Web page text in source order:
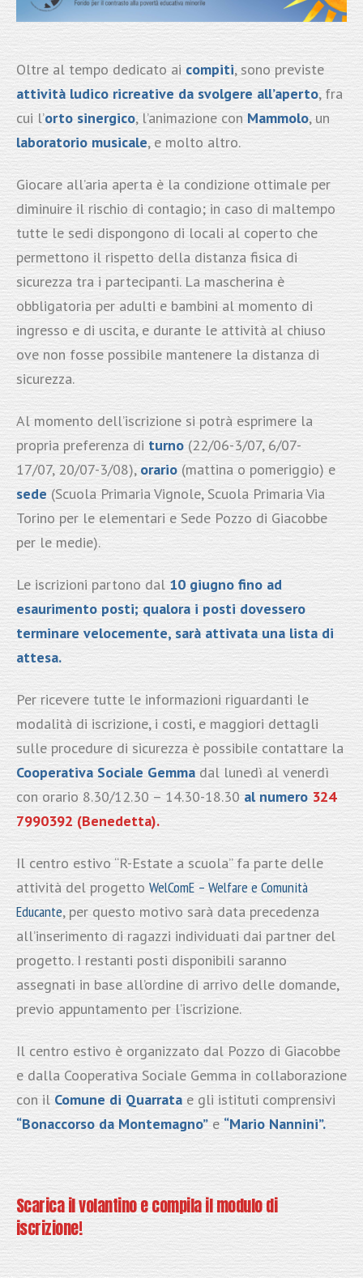
Oltre al tempo dedicato aicompiti, sono previste
attività ludico ricreative da svolgere all’aperto, fra
cui l’orto sinergico, l’animazione con Mammolo, un
laboratorio musicale, e molto altro.
Giocare all’aria aperta è la condizione ottimale per
diminuire il rischio di contagio; in caso di maltempo
tutte le sedi dispongono di locali al coperto che
permettono il rispetto della distanza fisica di
sicurezza tra i partecipanti. La mascherina è
obbligatoria per adulti e bambini al momento di
ingresso e di uscita, e durante le attività al chiuso
ove non fosse possibile mantenere la distanza di
sicurezza.
Al momento dell’iscrizione si potrà esprimere la
propria preferenza di turno (22/06-3/07, 6/07-
17/07, 20/07-3/08), orario (mattina o pomeriggio) e
sede (Scuola Primaria Vignole, Scuola Primaria Via
Torino per le elementari e Sede Pozzo di Giacobbe
per le medie).
Le iscrizioni partono dal 10 giugno fino ad
esaurimento posti; qualora i posti dovessero
terminare velocemente, sarà attivata una lista di
attesa.
Per ricevere tutte le informazioni riguardanti le
modalità di iscrizione, i costi, e maggiori dettagli
sulle procedure di sicurezza è possibile contattare la
Cooperativa Sociale Gemmadal lunedì al venerdì
con orario 8.30/12.30 – 14.30-18.30al numero 324
7990392 (Benedetta).
Il centro estivo “R-Estate a scuola” fa parte delle
attività del progetto WelComE – Welfare e Comunità
Educante, per questo motivo sarà data precedenza
all’inserimento di ragazzi individuati dai partner del
progetto. I restanti posti disponibili saranno
assegnati in base all’ordine di arrivo delle domande,
previo appuntamento per l’iscrizione.
Il centro estivo è organizzato dal Pozzo di Giacobbe
e dalla Cooperativa Sociale Gemma in collaborazione
con il Comune di Quarratae gli istituti comprensivi
“Bonaccorso da Montemagno”e“Mario Nannini”.
Scarica il volantino e compila il modulo di
iscrizione!